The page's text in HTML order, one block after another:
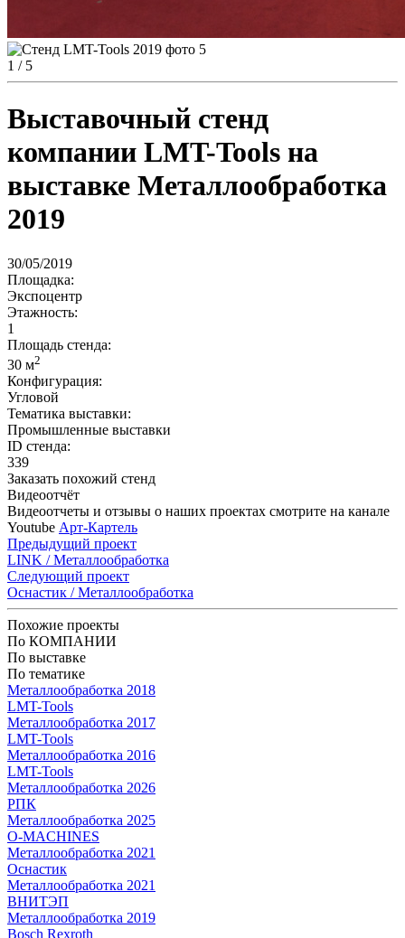
1 / 5
Выставочный стенд
компании LMT-Tools на
выставке Металлообработка
2019
30/05/2019
Площадка:
Экспоцентр
Этажность:
1
Площадь стенда:
30 м2
Конфигурация:
Угловой
Тематика выставки:
Промышленные выставки
ID стенда:
339
Заказать похожий стенд
Видеоотчёт
Видеоотчеты и отзывы о наших проектах смотрите на канале
Youtube Арт-Картель
Предыдущий проект
LINK / Металлообработка
Следующий проект
Оснастик / Металлообработка
Похожие проекты
По КОМПАНИИ
По выставке
По тематике
Металлообработка 2018
LMT-Tools
Металлообработка 2017
LMT-Tools
Металлообработка 2016
LMT-Tools
Металлообработка 2026
РПК
Металлообработка 2025
O-MACHINES
Металлообработка 2021
Оснастик
Металлообработка 2021
ВНИТЭП
Металлообработка 2019
Bosch Rexroth